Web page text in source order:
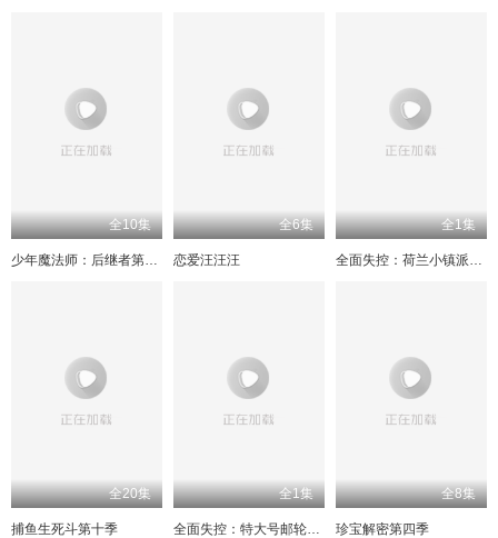
全10集
少年魔法师：后继者第二季
全6集
恋爱汪汪汪
全1集
全面失控：荷兰小镇派对之乱第一季
全20集
捕鱼生死斗第十季
全1集
全面失控：特大号邮轮危机第一季
全8集
珍宝解密第四季